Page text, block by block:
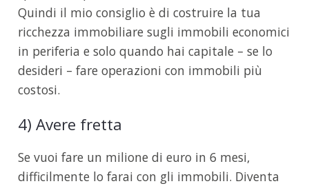
Quindi il mio consiglio è di costruire la tua
ricchezza immobiliare sugli immobili economici
in periferia e solo quando hai capitale – se lo
desideri – fare operazioni con immobili più
costosi.
4) Avere fretta
Se vuoi fare un milione di euro in 6 mesi,
difficilmente lo farai con gli immobili. Diventa